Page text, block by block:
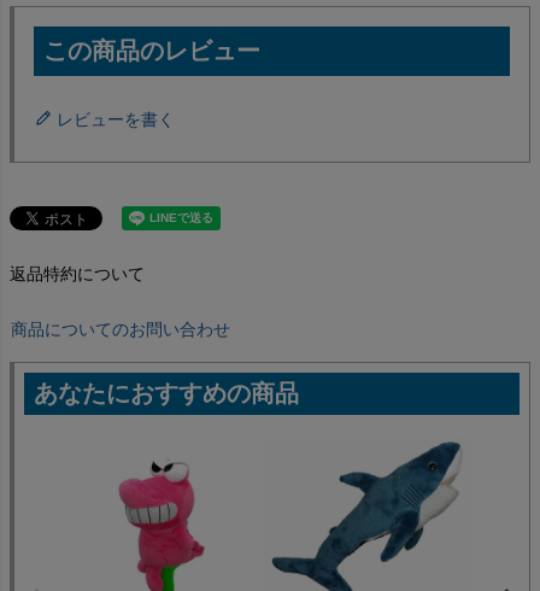
レビューを書く
返品特約について
商品についてのお問い合わせ
あなたにおすすめの商品